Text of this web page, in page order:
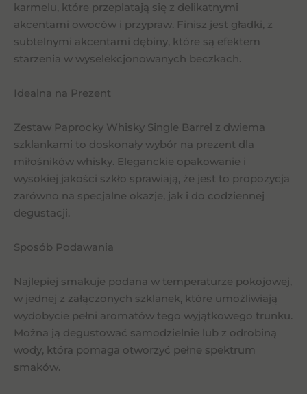
karmelu, które przeplatają się z delikatnymi
akcentami owoców i przypraw. Finisz jest gładki, z
subtelnymi akcentami dębiny, które są efektem
starzenia w wyselekcjonowanych beczkach.
Idealna na Prezent
Zestaw Paprocky Whisky Single Barrel z dwiema
szklankami to doskonały wybór na prezent dla
miłośników whisky. Eleganckie opakowanie i
wysokiej jakości szkło sprawiają, że jest to propozycja
zarówno na specjalne okazje, jak i do codziennej
degustacji.
Sposób Podawania
Najlepiej smakuje podana w temperaturze pokojowej,
w jednej z załączonych szklanek, które umożliwiają
wydobycie pełni aromatów tego wyjątkowego trunku.
Można ją degustować samodzielnie lub z odrobiną
wody, która pomaga otworzyć pełne spektrum
smaków.